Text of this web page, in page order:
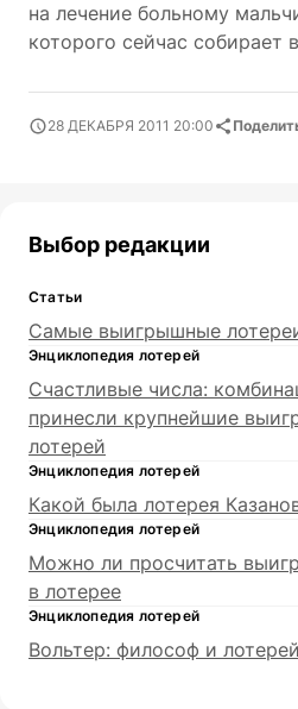
на лечение больному
которого сейчас собирает
28 ДЕКАБРЯ 2011 20:00
Выбор редакции
Статьи
Самые выигрышные
Энциклопедия лотерей
Счастливые числа:
принесли крупнейшие
лотерей
Энциклопедия лотерей
Какой была лотерея
Энциклопедия лотерей
Можно ли просчитать
в лотерее
Энциклопедия лотерей
Вольтер: философ и